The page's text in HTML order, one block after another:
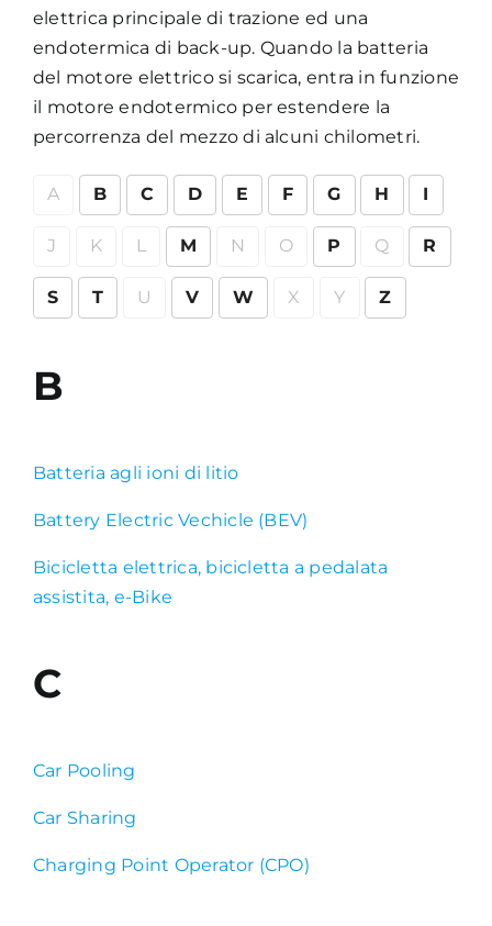
elettrica principale di trazione ed una
endotermica di back-up. Quando la batteria
del motore elettrico si scarica, entra in funzione
il motore endotermico per estendere la
percorrenza del mezzo di alcuni chilometri.
A B C D E F G H I
J K L M N O P Q R
S T U V W X Y Z
B
Batteria agli ioni di litio
Battery Electric Vechicle (BEV)
Bicicletta elettrica, bicicletta a pedalata
assistita, e-Bike
C
Car Pooling
Car Sharing
Charging Point Operator (CPO)